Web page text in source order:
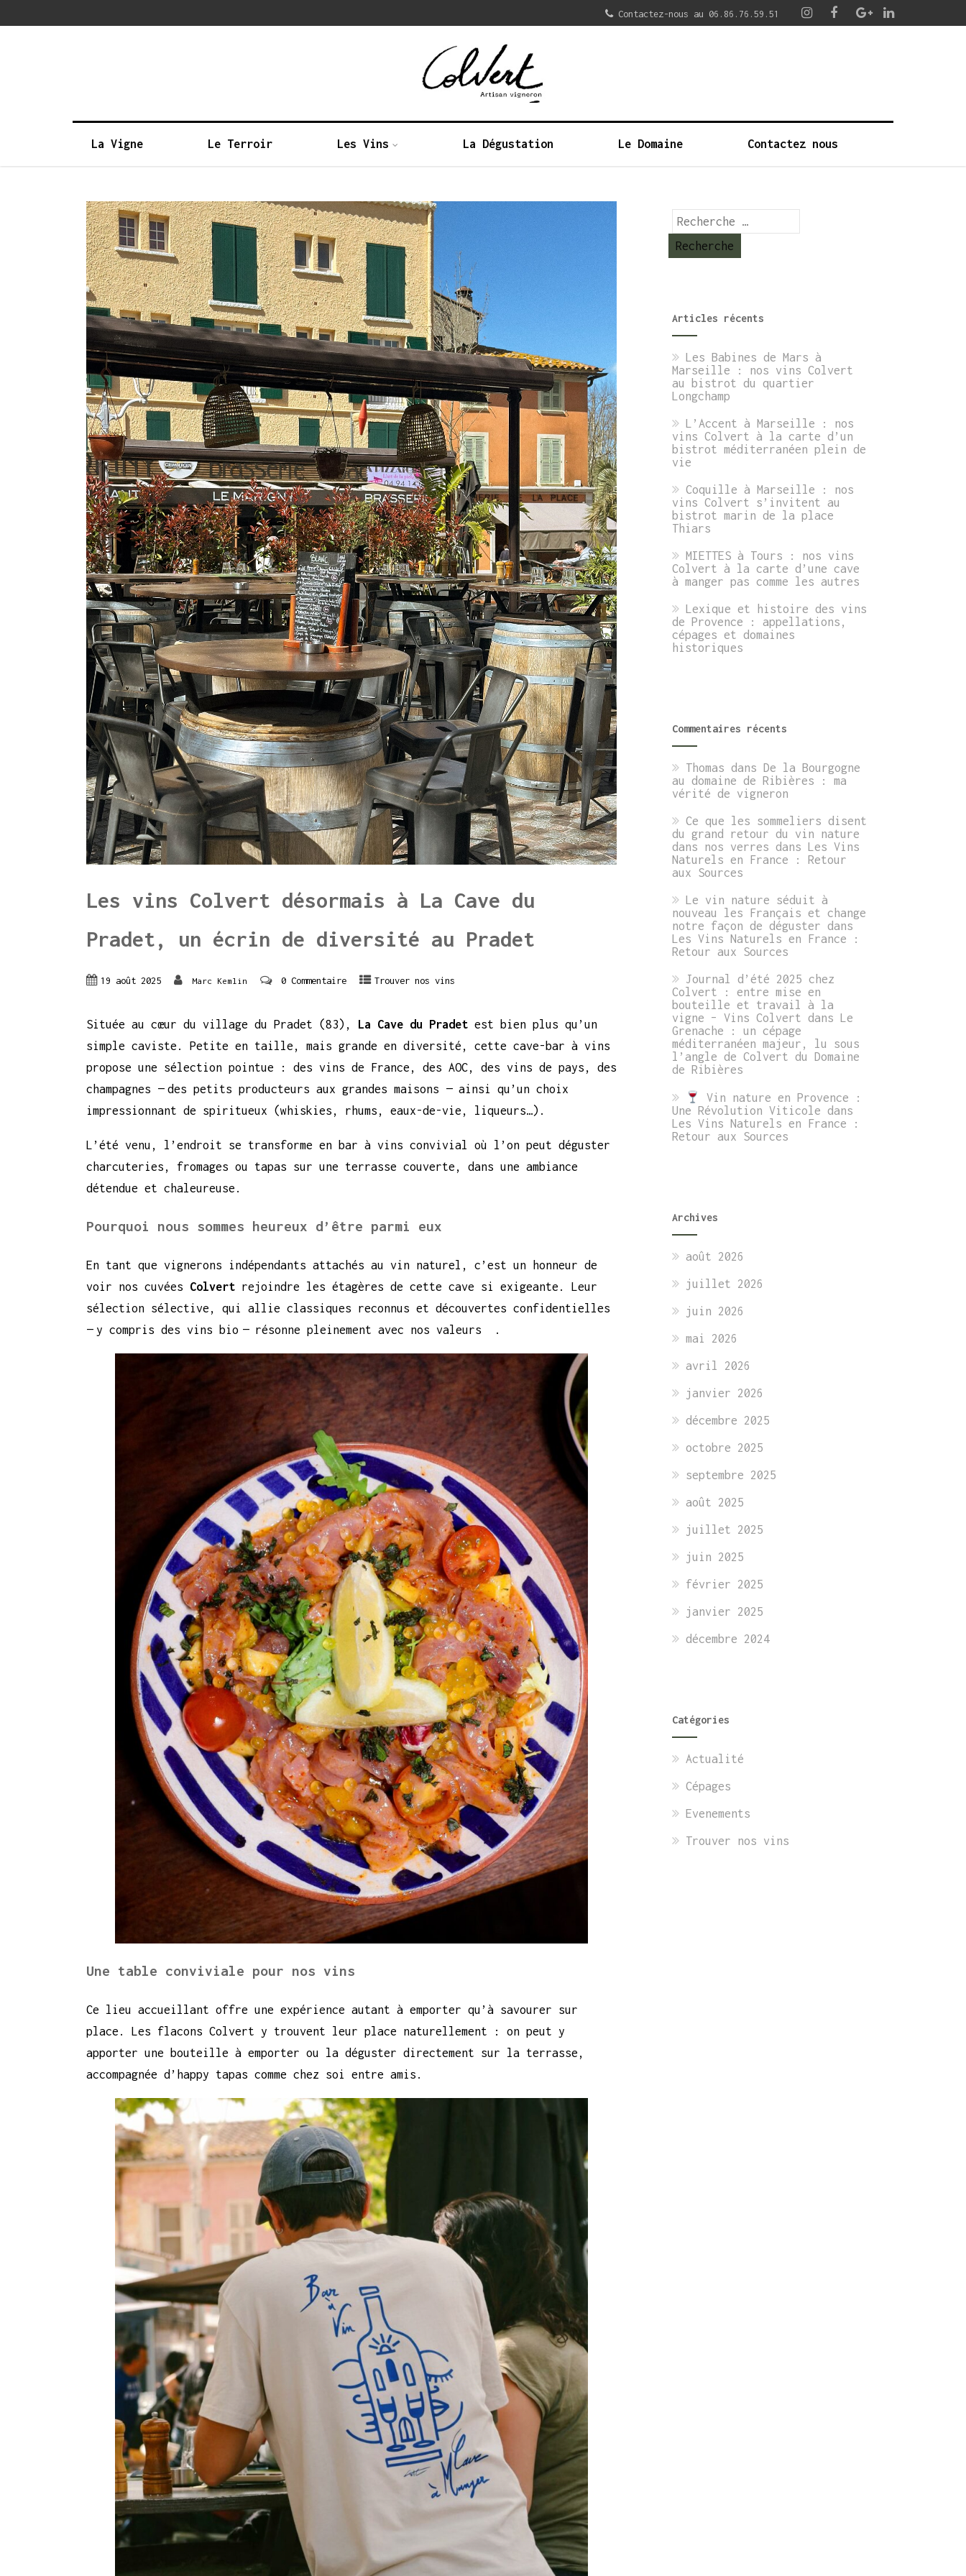
Contactez-nous au 06.86.76.59.51
La Vigne Le Terroir Les Vins La Dégustation Le Domaine Contactez nous
Les vins Colvert désormais à La Cave du
Pradet, un écrin de diversité au Pradet
19 août 2025 Marc Kemlin 0 Commentaire Trouver nos vins
Située au cœur du village du Pradet (83), La Cave du Pradet est bien plus qu’un
simple caviste. Petite en taille, mais grande en diversité, cette cave-bar à vins
propose une sélection pointue : des vins de France, des AOC, des vins de pays, des
champagnes — des petits producteurs aux grandes maisons — ainsi qu’un choix
impressionnant de spiritueux (whiskies, rhums, eaux-de-vie, liqueurs…).
L’été venu, l’endroit se transforme en bar à vins convivial où l’on peut déguster
charcuteries, fromages ou tapas sur une terrasse couverte, dans une ambiance
détendue et chaleureuse.
Pourquoi nous sommes heureux d’être parmi eux
En tant que vignerons indépendants attachés au vin naturel, c’est un honneur de
voir nos cuvées Colvert rejoindre les étagères de cette cave si exigeante. Leur
sélection sélective, qui allie classiques reconnus et découvertes confidentielles
— y compris des vins bio — résonne pleinement avec nos valeurs .
Une table conviviale pour nos vins
Ce lieu accueillant offre une expérience autant à emporter qu’à savourer sur
place. Les flacons Colvert y trouvent leur place naturellement : on peut y
apporter une bouteille à emporter ou la déguster directement sur la terrasse,
accompagnée d’happy tapas comme chez soi entre amis.
Articles récents
Les Babines de Mars à
Marseille : nos vins Colvert
au bistrot du quartier
Longchamp
L’Accent à Marseille : nos
vins Colvert à la carte d’un
bistrot méditerranéen plein de
vie
Coquille à Marseille : nos
vins Colvert s’invitent au
bistrot marin de la place
Thiars
MIETTES à Tours : nos vins
Colvert à la carte d’une cave
à manger pas comme les autres
Lexique et histoire des vins
de Provence : appellations,
cépages et domaines
historiques
Commentaires récents
Thomas dans De la Bourgogne
au domaine de Ribières : ma
vérité de vigneron
Ce que les sommeliers disent
du grand retour du vin nature
dans nos verres dans Les Vins
Naturels en France : Retour
aux Sources
Le vin nature séduit à
nouveau les Français et change
notre façon de déguster dans
Les Vins Naturels en France :
Retour aux Sources
Journal d’été 2025 chez
Colvert : entre mise en
bouteille et travail à la
vigne – Vins Colvert dans Le
Grenache : un cépage
méditerranéen majeur, lu sous
l’angle de Colvert du Domaine
de Ribières
Vin nature en Provence :
Une Révolution Viticole dans
Les Vins Naturels en France :
Retour aux Sources
Archives
août 2026
juillet 2026
juin 2026
mai 2026
avril 2026
janvier 2026
décembre 2025
octobre 2025
septembre 2025
août 2025
juillet 2025
juin 2025
février 2025
janvier 2025
décembre 2024
Catégories
Actualité
Cépages
Evenements
Trouver nos vins